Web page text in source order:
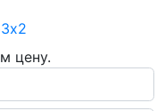
цену.